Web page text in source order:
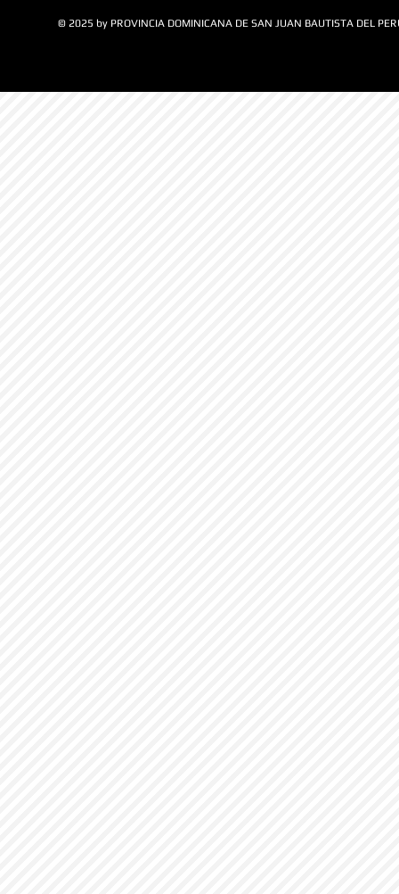
© 2025 by PROVINCIA DOMINICANA DE SAN JUAN BAUTISTA DEL